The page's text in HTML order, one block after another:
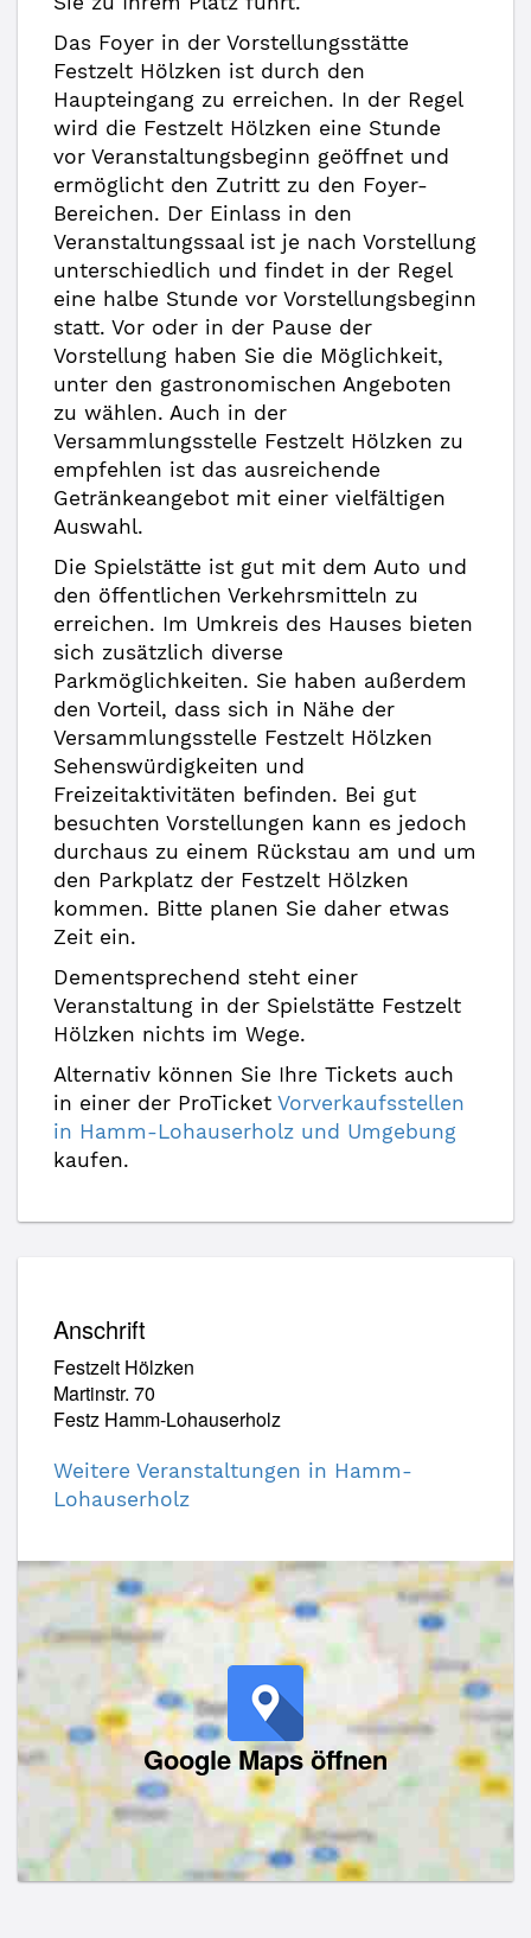
Das Foyer in der Vorstellungsstätte
Festzelt Hölzken ist durch den
Haupteingang zu erreichen. In der Regel
wird die Festzelt Hölzken eine Stunde
vor Veranstaltungsbeginn geöffnet und
ermöglicht den Zutritt zu den Foyer-
Bereichen. Der Einlass in den
Veranstaltungssaal ist je nach Vorstellung
unterschiedlich und findet in der Regel
eine halbe Stunde vor Vorstellungsbeginn
statt. Vor oder in der Pause der
Vorstellung haben Sie die Möglichkeit,
unter den gastronomischen Angeboten
zu wählen. Auch in der
Versammlungsstelle Festzelt Hölzken zu
empfehlen ist das ausreichende
Getränkeangebot mit einer vielfältigen
Auswahl.
Die Spielstätte ist gut mit dem Auto und
den öffentlichen Verkehrsmitteln zu
erreichen. Im Umkreis des Hauses bieten
sich zusätzlich diverse
Parkmöglichkeiten. Sie haben außerdem
den Vorteil, dass sich in Nähe der
Versammlungsstelle Festzelt Hölzken
Sehenswürdigkeiten und
Freizeitaktivitäten befinden. Bei gut
besuchten Vorstellungen kann es jedoch
durchaus zu einem Rückstau am und um
den Parkplatz der Festzelt Hölzken
kommen. Bitte planen Sie daher etwas
Zeit ein.
Dementsprechend steht einer
Veranstaltung in der Spielstätte Festzelt
Hölzken nichts im Wege.
Alternativ können Sie Ihre Tickets auch
in einer der ProTicket Vorverkaufsstellen
in Hamm-Lohauserholz und Umgebung
kaufen.
Anschrift
Festzelt Hölzken
Martinstr. 70
Festz Hamm-Lohauserholz
Weitere Veranstaltungen in Hamm-
Lohauserholz
Google Maps öffnen